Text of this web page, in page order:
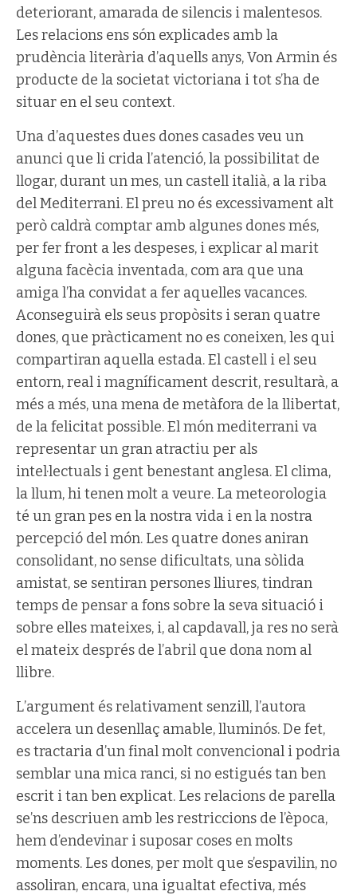
deteriorant, amarada de silencis i malentesos.
Les relacions ens són explicades amb la
prudència literària d’aquells anys, Von Armin és
producte de la societat victoriana i tot s’ha de
situar en el seu context.
Una d’aquestes dues dones casades veu un
anunci que li crida l’atenció, la possibilitat de
llogar, durant un mes, un castell italià, a la riba
del Mediterrani. El preu no és excessivament alt
però caldrà comptar amb algunes dones més,
per fer front a les despeses, i explicar al marit
alguna facècia inventada, com ara que una
amiga l’ha convidat a fer aquelles vacances.
Aconseguirà els seus propòsits i seran quatre
dones, que pràcticament no es coneixen, les qui
compartiran aquella estada. El castell i el seu
entorn, real i magníficament descrit, resultarà, a
més a més, una mena de metàfora de la llibertat,
de la felicitat possible. El món mediterrani va
representar un gran atractiu per als
intel·lectuals i gent benestant anglesa. El clima,
la llum, hi tenen molt a veure. La meteorologia
té un gran pes en la nostra vida i en la nostra
percepció del món. Les quatre dones aniran
consolidant, no sense dificultats, una sòlida
amistat, se sentiran persones lliures, tindran
temps de pensar a fons sobre la seva situació i
sobre elles mateixes, i, al capdavall, ja res no serà
el mateix després de l’abril que dona nom al
llibre.
L’argument és relativament senzill, l’autora
accelera un desenllaç amable, lluminós. De fet,
es tractaria d’un final molt convencional i podria
semblar una mica ranci, si no estigués tan ben
escrit i tan ben explicat. Les relacions de parella
se’ns descriuen amb les restriccions de l’època,
hem d’endevinar i suposar coses en molts
moments. Les dones, per molt que s’espavilin, no
assoliran, encara, una igualtat efectiva, més